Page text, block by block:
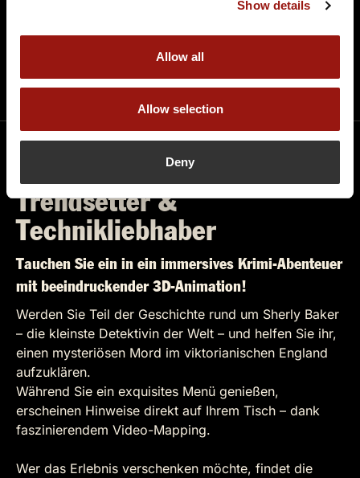
Show details
Allow all
Allow selection
Deny
3D Krimi Dinner – Für
Trendsetter &
Technikliebhaber
Tauchen Sie ein in ein immersives Krimi-Abenteuer
mit beeindruckender 3D-Animation!
Werden Sie Teil der Geschichte rund um Sherly Baker
– die kleinste Detektivin der Welt – und helfen Sie ihr,
einen mysteriösen Mord im viktorianischen England
aufzuklären.
Während Sie ein exquisites Menü genießen,
erscheinen Hinweise direkt auf Ihrem Tisch – dank
faszinierendem Video-Mapping.
Wer das Erlebnis verschenken möchte, findet die